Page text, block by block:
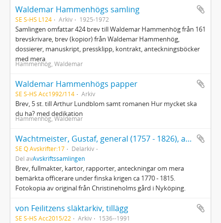
Waldemar Hammenhögs samling
SE S-HS L124 Arkiv 1925-1972
Samlingen omfattar 424 brev till Waldemar Hammenhög från 161
brevskrivare, brev (kopior) från Waldemar Hammenhög,
dossierer, manuskript, pressklipp, kontrakt, anteckningsböcker
med mera
Hammenhög, Waldemar
Waldemar Hammenhögs papper
SE S-HS Acc1992/114 Arkiv
Brev, 5 st. till Arthur Lundblom samt romanen Hur mycket ska
du ha? med dedikation
Hammenhög, Waldemar
Wachtmeister, Gustaf, general (1757 - 1826), anförare för landstigningstrupperna vid expeditionen till Västerbotten
SE Q Avskrifter:17
Delarkiv
Del avAvskriftssamlingen
Brev, fullmakter, kartor, rapporter, anteckningar om mera
bemärkta officerare under finska krigen ca 1770 - 1815.
Fotokopia av original från Christineholms gård i Nyköping.
von Feilitzens släktarkiv, tillägg
SE S-HS Acc2015/22 Arkiv 1536--1991